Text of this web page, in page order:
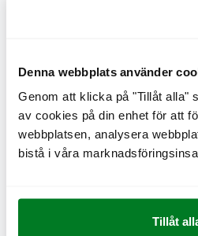
Denna webbplats använder
Genom att klicka på "Tillåt alla"
av cookies på din enhet för att
webbplatsen, analysera
bistå i våra
Tillåt
vår nya förpackningsdesign
Mini Maxers
MAX har även introducerat
Maxers, som inkluderar en